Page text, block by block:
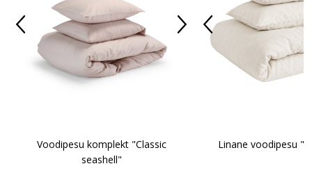
Voodipesu komplekt "Classic
seashell"
Linane voodipesu